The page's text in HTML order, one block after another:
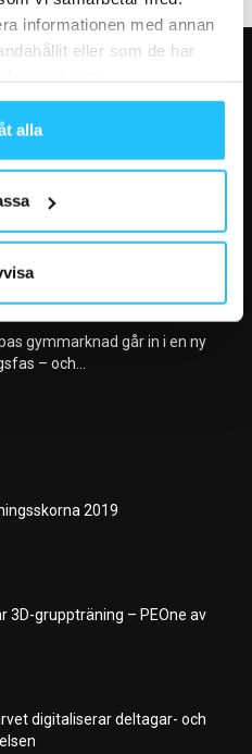
informationen med annan
eller som de har
alla
hybridträning när Hyrox formar
kunna ersätta en frukost
gymmarknad går in i en ny
– och...
2019
3D-gruppträning – PEOne av
digitaliserar deltagar- och